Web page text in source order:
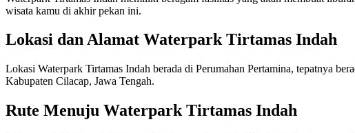
wisata kamu di akhir pekan ini.
Lokasi dan Alamat Waterpark Tirtamas Indah
Lokasi Waterpark Tirtamas Indah berada di Perumahan Pertamina, tepatnya
Kabupaten Cilacap, Jawa Tengah.
Rute Menuju Waterpark Tirtamas Indah